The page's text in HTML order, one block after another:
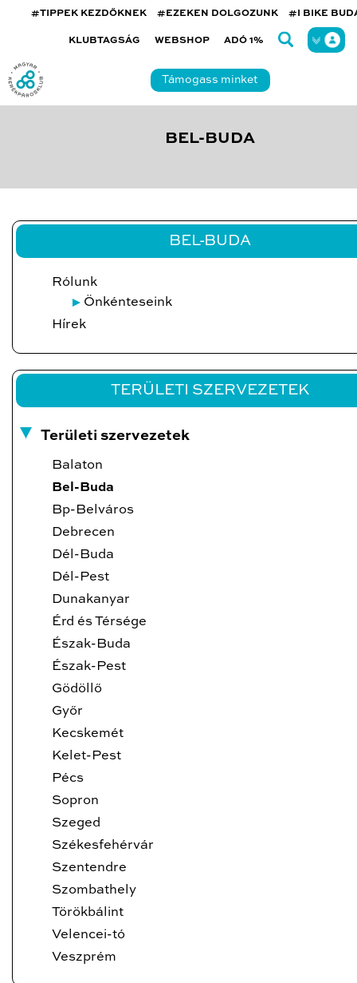
#TIPPEK KEZDŐKNEK #EZEKEN DOLGOZUNK #I BIKE
KLUBTAGSÁG WEBSHOP ADÓ 1%
Támogass minket
BEL-BUDA
BEL-BUDA
Rólunk
Önkénteseink
Hírek
TERÜLETI SZERVEZETEK
Területi szervezetek
Balaton
Bel-Buda
Bp-Belváros
Debrecen
Dél-Buda
Dél-Pest
Dunakanyar
Érd és Térsége
Észak-Buda
Észak-Pest
Gödöllő
Győr
Kecskemét
Kelet-Pest
Pécs
Sopron
Szeged
Székesfehérvár
Szentendre
Szombathely
Törökbálint
Velencei-tó
Veszprém